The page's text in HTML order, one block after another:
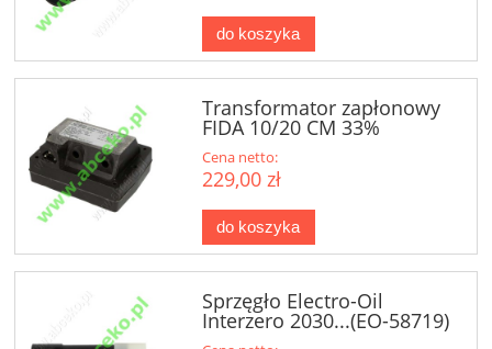
do koszyka
Transformator zapłonowy
FIDA 10/20 CM 33%
Cena netto:
229,00 zł
do koszyka
Sprzęgło Electro-Oil
Interzero 2030...(EO-58719)